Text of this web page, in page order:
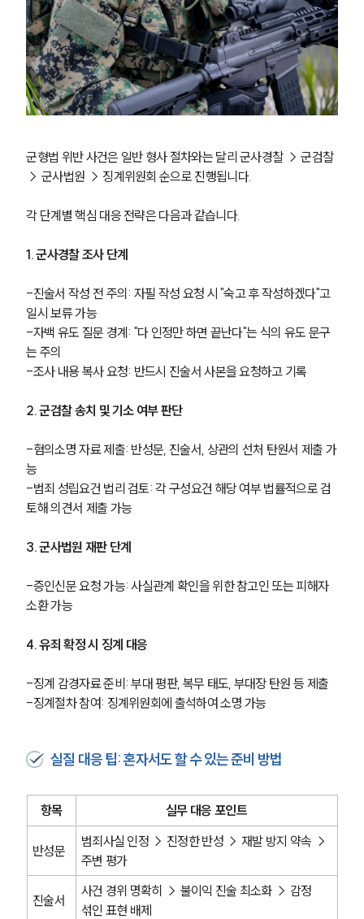
그룹소개
고객의 소리
통합검색
주요 업무사례
사례분석/최신동향
고객후기
업무분야
국방군사그룹 업무
군형법 위반 사건은 일반 형사 절차와는 달리 군사경찰 → 군검찰
→ 군사법원 → 징계위원회 순으로 진행됩니다.
각 단계별 핵심 대응 전략은 다음과 같습니다.
1. 군사경찰 조사 단계
-진술서 작성 전 주의: 자필 작성 요청 시 "숙고 후 작성하겠다"고
일시 보류 가능
-자백 유도 질문 경계: "다 인정만 하면 끝난다"는 식의 유도 문구
는 주의
-조사 내용 복사 요청: 반드시 진술서 사본을 요청하고 기록
2. 군검찰 송치 및 기소 여부 판단
-혐의소명 자료 제출: 반성문, 진술서, 상관의 선처 탄원서 제출 가
능
-범죄 성립요건 법리 검토: 각 구성요건 해당 여부 법률적으로 검
토해 의견서 제출 가능
3. 군사법원 재판 단계
-증인신문 요청 가능: 사실관계 확인을 위한 참고인 또는 피해자
소환 가능
4. 유죄 확정 시 징계 대응
-징계 감경자료 준비: 부대 평판, 복무 태도, 부대장 탄원 등 제출
-징계절차 참여: 징계위원회에 출석하여 소명 가능
실질 대응 팁: 혼자서도 할 수 있는 준비 방법
항목 실무 대응 포인트
반성문
범죄사실 인정 → 진정한 반성 → 재발 방지 약속 →
주변 평가
진술서
사건 경위 명확히 → 불이익 진술 최소화 → 감정
섞인 표현 배제